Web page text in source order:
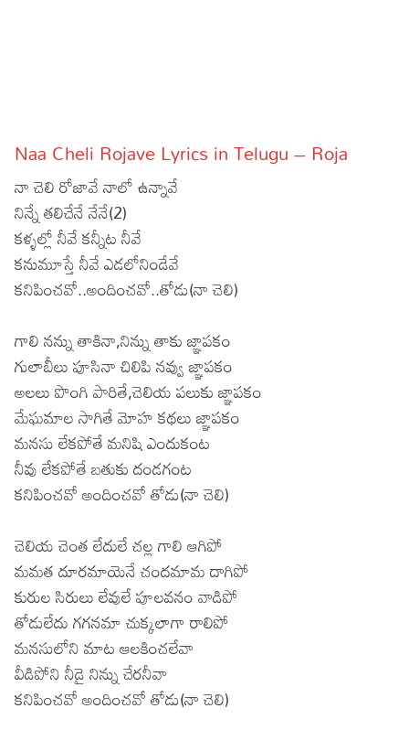
Articles
Facts
Devotional
Christianity
Hinduism
Hindi
Lyrics in Hindi – Devotional Songs
Lyrics in Hindi – Movie Songs
Tamil
Lyrics in Tamil – Devotional Songs
Lyrics in Tamil – Movie Songs
Kannada
Lyrics in Kannada – Movie Songs
Naa Cheli Rojave Lyrics in Telugu – Roja
నా చెలి రోజావే నాలో ఉన్నావే
నిన్నే తలిచేనే నేనే(2)
కళ్ళల్లో నీవే కన్నీట నీవే
కనుమూస్తే నీవే ఎడలోనిండేవే
కనిపించవో..అందించవో..తోడు(నా చెలి)
గాలి నన్ను తాకినా,నిన్ను తాకు జ్ఞాపకం
గులాబీలు పూసినా చిలిపి నవ్వు జ్ఞాపకం
అలలు పొంగి పారితే,చెలియ పలుకు జ్ఞాపకం
మేఘమాల సాగితే మోహ కథలు జ్ఞాపకం
మనసు లేకపోతే మనిషి ఎందుకంట
నీవు లేకపోతే బతుకు దండగంట
కనిపించవో అందించవో తోడు(నా చెలి)
చెలియ చెంత లేదులే చల్ల గాలి ఆగిపో
మమత దూరమాయెనే చందమామ దాగిపో
కురుల సిరులు లేవులే పూలవనం వాడిపో
తోడులేదు గగనమా చుక్కలాగా రాలిపో
మనసులోని మాట ఆలకించలేవా
వీడిపోని నీడై నిన్ను చేరనీవా
కనిపించవో అందించవో తోడు(నా చెలి)